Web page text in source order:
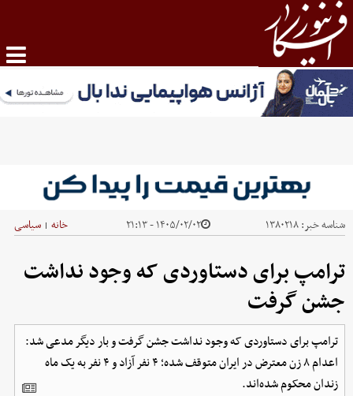
شناسه خبر:۱۳۸۰۲۱۸ ۱۴۰۵/۰۲/۰۲ - ۲۱:۱۳ خانه | سیاسی
ترامپ برای دستاوردی که وجود نداشت
جشن گرفت
ترامپ برای دستاوردی که وجود نداشت جشن گرفت و بار دیگر مدعی شد:
اعدام ۸ زن معترض در ایران متوقف شده؛ ۴ نفر آزاد و ۴ نفر به یک ماه
زندان محکوم شده‌‌اند.